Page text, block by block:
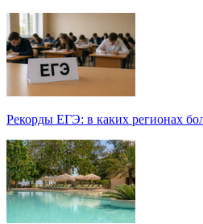
Рекорды ЕГЭ: в каких регионах